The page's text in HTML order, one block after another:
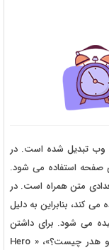
وب تبدیل شده است. در
صفحه استفاده می شود.
متن همراه است. در
کند، بنابراین به دلیل
می شود. برای داشتن
یک هرو هدر جذاب ابتدا باید بدانید «تکنیک هیرو هدر چیست؟»، « Hero